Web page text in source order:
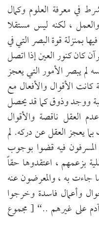
في معرفة العلوم وكمال
والعمل ، لكنه ليس مستقلا
بمنزلة قوة البصر التي في
كان كنور العين إذا اتصل
لم يبصر الأمور التي يعجز
الأقوال والأفعال مع
ووجد وذوق كما قد يحصل
العقل ناقصة والأقوال
يعجز العقل عن دركه. لم
المسرفون فيه قضوا بوجوب
بزعمهم ، اعتقدوها حقاً
جاءت به ، والمعرضون عنه
وأعمال فاسدة وخرجوا
على غيرهم ..“[ مجموع